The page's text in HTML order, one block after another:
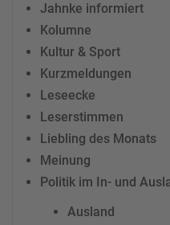
Jahnke informiert
Kolumne
Kultur & Sport
Kurzmeldungen
Leseecke
Leserstimmen
Liebling des Monats
Meinung
Politik im In- und
Ausland